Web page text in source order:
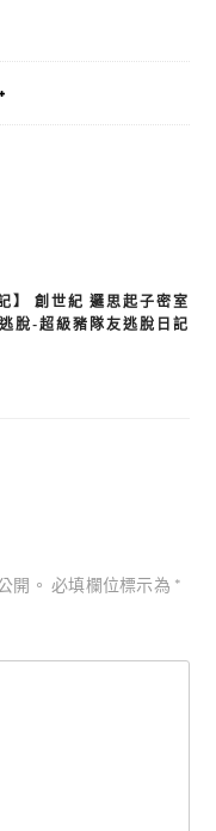
記】 創世紀 邏思起子密室
逃脫-超級豬隊友逃脫日記
開。 必填欄位標示為 *